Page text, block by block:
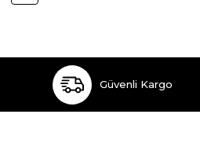
Güvenli Kargo